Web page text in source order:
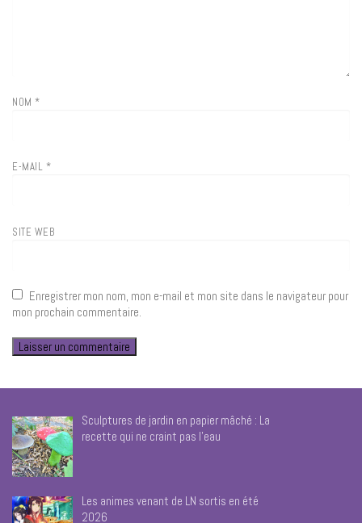
NOM *
E-MAIL *
SITE WEB
Enregistrer mon nom, mon e-mail et mon site dans le navigateur pour
mon prochain commentaire.
Sculptures de jardin en papier mâché : La
recette qui ne craint pas l’eau
Les animes venant de LN sortis en été
2026